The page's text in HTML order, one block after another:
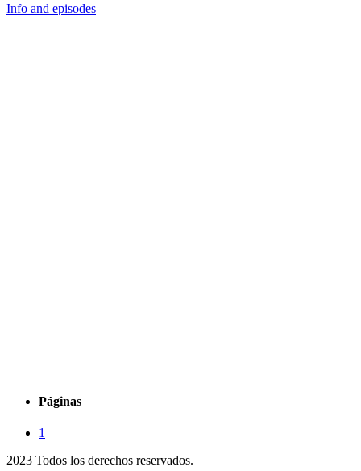
Info and episodes
Páginas
1
2023 Todos los derechos reservados.